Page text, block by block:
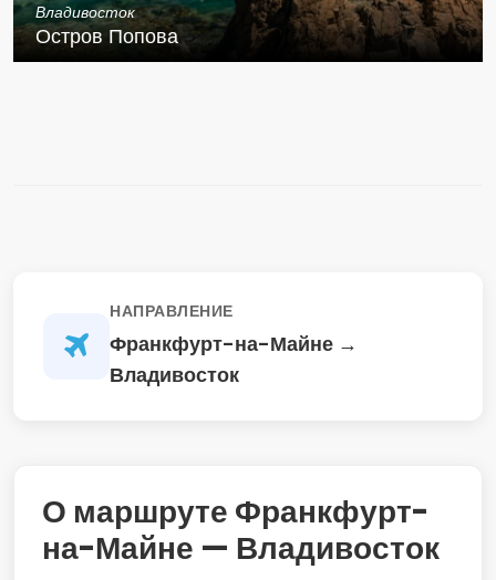
Владивосток
Остров Попова
НАПРАВЛЕНИЕ
Франкфурт-на-Майне →
Владивосток
О маршруте Франкфурт-
на-Майне — Владивосток